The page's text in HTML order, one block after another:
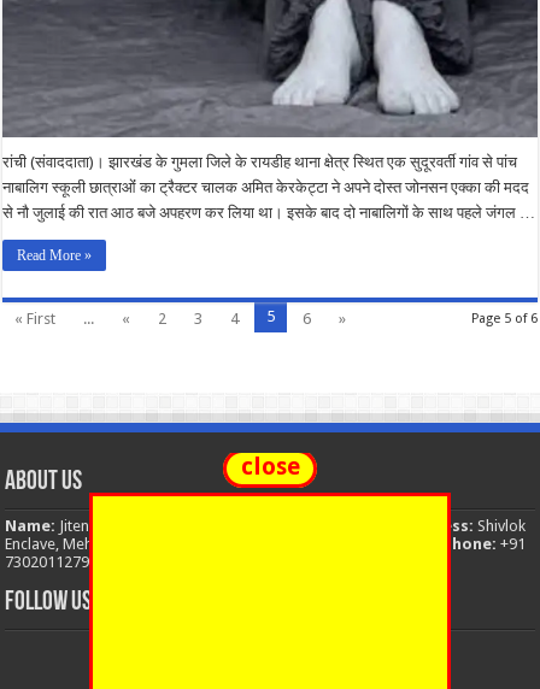
रांची (संवाददाता)। झारखंड के गुमला जिले के रायडीह थाना क्षेत्र स्थित एक सुदूरवर्ती गांव से पांच
नाबालिग स्कूली छात्राओंं का ट्रैक्टर चालक अमित केरकेट्टा ने अपने दोस्त जोनसन एक्का की मदद
से नौ जुलाई की रात आठ बजे अपहरण कर लिया था। इसके बाद दो नाबालिगों के साथ पहले जंगल …
Read More »
Page 5 of 6
« First ... « 2 3 4 5 6 »
About Us
Name: Jitendra Singh Address: Shivlok
Enclave, Mehuwala Mafi, Dehradun, Uttarakhand, 248001, India
Phone: +91
7302011279
FOLLOW US
close